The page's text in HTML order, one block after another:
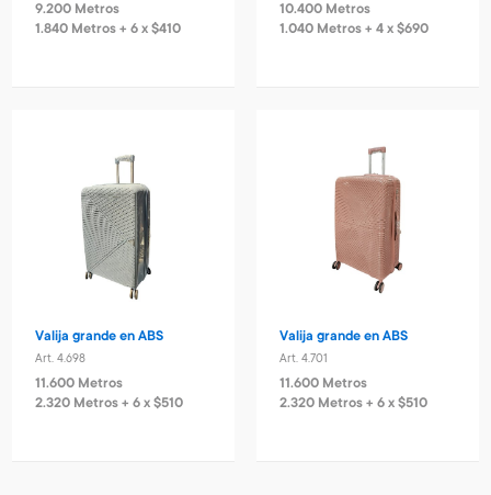
9.200 Metros
1.840 Metros + 6 x $410
10.400 Metros
1.040 Metros + 4 x $690
Valija grande en ABS
Art. 4.698
11.600 Metros
2.320 Metros + 6 x $510
Valija grande en ABS
Art. 4.701
11.600 Metros
2.320 Metros + 6 x $510